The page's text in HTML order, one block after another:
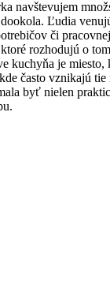
navštevujem
dookola. Ľudia
či
rozhodujú o
kuchyňa je miesto,
často vznikajú
byť nielen